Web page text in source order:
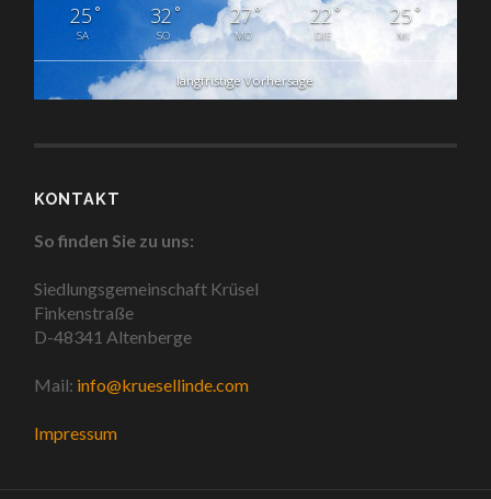
25°
SA
32 °
SO
27°
MO
22°
DIE
25°
MI
langfristige Vorhersage
KONTAKT
So finden Sie zu uns:
Siedlungsgemeinschaft Krüsel
Finkenstraße
D-48341 Altenberge
Mail: info@kruesellinde.com
Impressum